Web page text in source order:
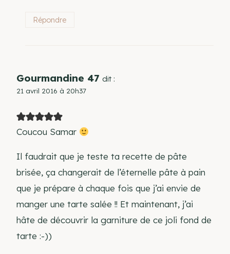
Répondre
Gourmandine 47 dit :
21 avril 2016 à 20h37
Coucou Samar
Il faudrait que je teste ta recette de pâte
brisée, ça changerait de l’éternelle pâte à pain
que je prépare à chaque fois que j’ai envie de
manger une tarte salée !! Et maintenant, j’ai
hâte de découvrir la garniture de ce joli fond de
tarte :-))